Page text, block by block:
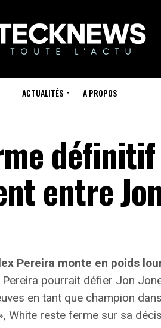
ACTUALITÉS A PROPOS
entre
Pereira monte en poids
pourrait défier Jon
en tant que champion
, White reste ferme sur sa